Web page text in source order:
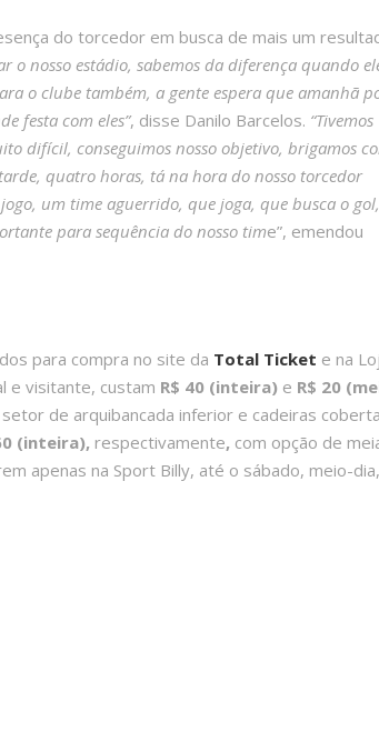
do torcedor em busca de mais um
o nosso estádio, sabemos da diferença quando
o clube também, a gente espera que amanhã
festa com eles”, disse Danilo Barcelos. “Tivemos
difícil, conseguimos nosso objetivo, brigamos
quatro horas, tá na hora do nosso torcedor
um time aguerrido, que joga, que busca o
para sequência do nosso time”, emendou
para compra no site da Total Ticket e na
e visitante, custam R$ 40 (inteira) e R$ 20
de arquibancada inferior e cadeiras
(inteira), respectivamente, com opção de
apenas na Sport Billy, até o sábado, meio-